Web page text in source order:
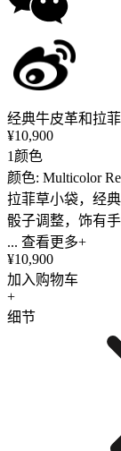
经典牛皮革和拉
¥10,900
1颜色
颜色: Multicolor
拉菲草小袋，经
骰子调整，饰有
... 查看更多+
¥10,900
加入购物车
+
细节